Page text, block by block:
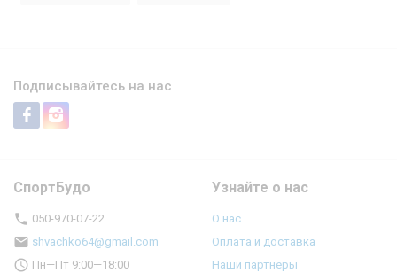
Подписывайтесь на нас
СпортБудо
050-970-07-22
shvachko64@gmail.com
Пн—Пт 9:00—18:00
Узнайте о нас
О нас
Оплата и доставка
Наши партнеры